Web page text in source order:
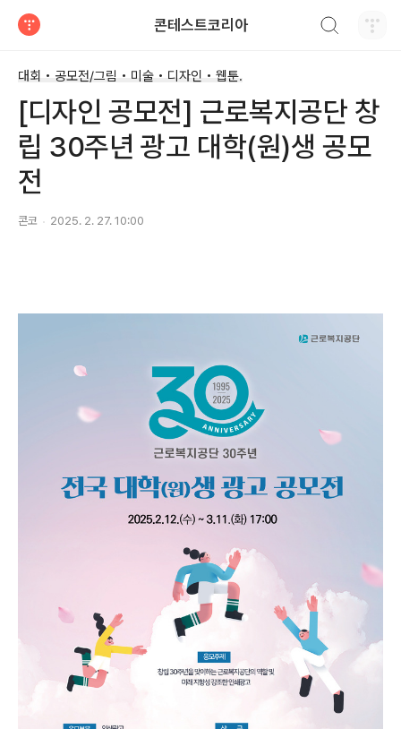
콘테스트코리아
대회 • 공모전/그림 • 미술 • 디자인 • 웹툰.
[디자인 공모전] 근로복지공단 창
립 30주년 광고 대학(원)생 공모
전
콘코 2025. 2. 27. 10:00